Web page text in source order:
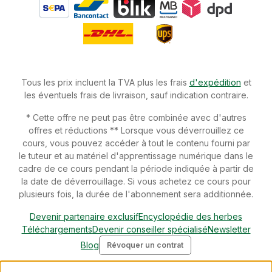
Tous les prix incluent la TVA plus les frais d'expédition et
les éventuels frais de livraison, sauf indication contraire.
* Cette offre ne peut pas être combinée avec d'autres
offres et réductions ** Lorsque vous déverrouillez ce
cours, vous pouvez accéder à tout le contenu fourni par
le tuteur et au matériel d'apprentissage numérique dans le
cadre de ce cours pendant la période indiquée à partir de
la date de déverrouillage. Si vous achetez ce cours pour
plusieurs fois, la durée de l'abonnement sera additionnée.
Devenir partenaire exclusifEncyclopédie des herbes
TéléchargementsDevenir conseiller spécialiséNewsletter
Blog
Révoquer un contrat